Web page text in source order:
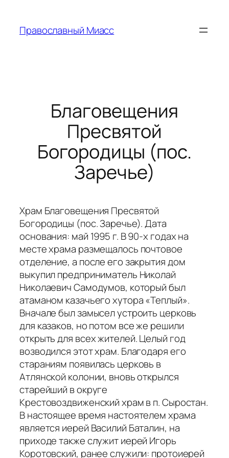
содержимому
Православный Миасс
Благовещения
Пресвятой
Богородицы (пос.
Заречье)
Храм Благовещения Пресвятой
Богородицы (пос. Заречье). Дата
основания: май 1995 г. В 90-х годах на
месте храма размещалось почтовое
отделение, а после его закрытия дом
выкупил предприниматель Николай
Николаевич Самодумов, который был
атаманом казачьего хутора «Теплый».
Вначале был замысел устроить церковь
для казаков, но потом все же решили
открыть для всех жителей. Целый год
возводился этот храм. Благодаря его
стараниям появилась церковь в
Атлянской колонии, вновь открылся
старейший в округе
Крестовоздвиженский храм в п. Сыростан.
В настоящее время настоятелем храма
является иерей Василий Баталин, на
приходе также служит иерей Игорь
Коротовский, ранее служили: протоиерей